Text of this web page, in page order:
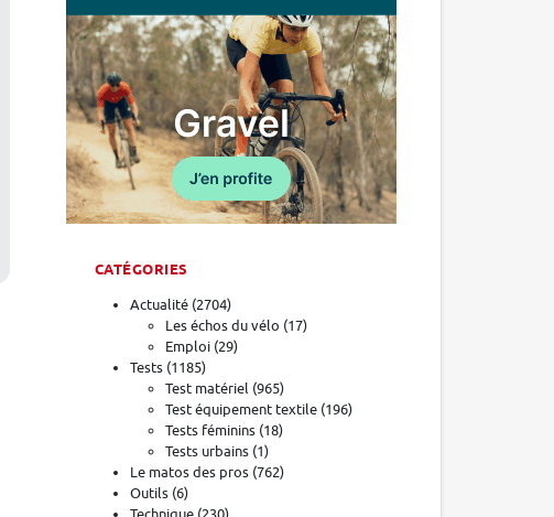
CATÉGORIES
Actualité (2704)
Les échos du vélo (17)
Emploi (29)
Tests (1185)
Test matériel (965)
Test équipement textile (196)
Tests féminins (18)
Tests urbains (1)
Le matos des pros (762)
Outils (6)